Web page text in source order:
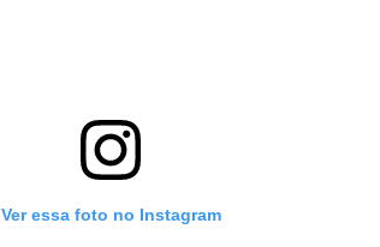
Ver essa foto no Instagram